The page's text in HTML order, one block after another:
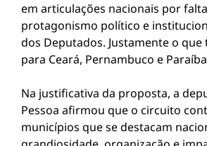
em articulações nacionais por
protagonismo político e
dos Deputados. Justamente o
para Ceará, Pernambuco e
Na justificativa da proposta, a
Pessoa afirmou que o circuito
municípios que se destacam